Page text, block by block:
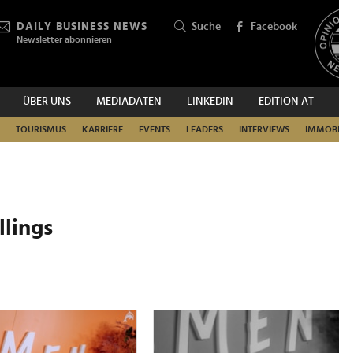
DAILY BUSINESS NEWS
Newsletter abonnieren
Suche Facebook
ÜBER UNS MEDIADATEN LINKEDIN EDITION AT
TOURISMUS KARRIERE EVENTS LEADERS INTERVIEWS
SUCHEN